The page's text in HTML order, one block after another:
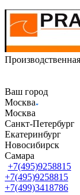
Ваш город
Москва
Москва
Санкт-Петербург
Екатеринбург
Новосибирск
Самара
+7(495)9258815
+7(495)9258815
+7(499)3418786